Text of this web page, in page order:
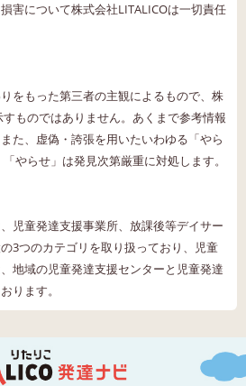
害について株式会社LITALICOは一切責任
をもった第三者の主観によるもので、株
ものではありません。あくまで参考情報
た、虚偽・誇張を用いたいわゆる「やら
やらせ」は発見次第厳重に対処します。
児童発達支援事業所、放課後等デイサー
3つのカテゴリを取り扱っており、児童
地域の児童発達支援センターと児童発達
ります。